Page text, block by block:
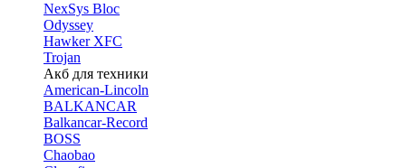
NexSys Bloc
Odyssey
Hawker XFC
Trojan
Акб для техники
American-Lincoln
BALKANCAR
Balkancar-Record
BOSS
Chaobao